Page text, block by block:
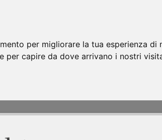
per migliorare la tua esperienza
per capire da dove arrivano i nostri